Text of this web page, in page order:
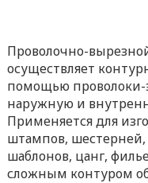
Проволочно-
осуществляет
помощью проволоки-
наружную и
Применяется для
штампов, шестерней,
шаблонов, цанг,
сложным контуром